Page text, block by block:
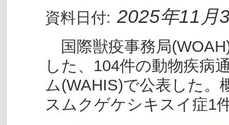
資料日付: 2025年11月
国際獣疫事務局
した、104件の動物疾病
ム(WAHIS)で公表した
スムクゲケシキスイ症1